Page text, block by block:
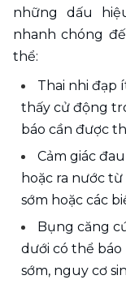
những dấu
nhanh chóng
thể:
Thai nhi đạp
thấy cử động
báo cần được
Cảm giác
hoặc ra nước
sớm hoặc các
Bụng căng
dưới có thể
sớm, nguy cơ